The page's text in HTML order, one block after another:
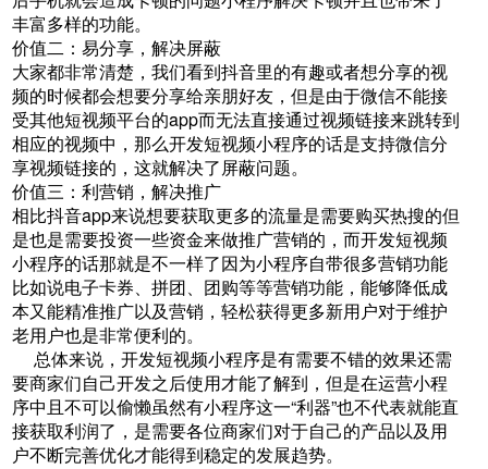
丰富多样的功能。
价值二：易分享，解决屏蔽
大家都非常清楚，我们看到抖音里的有趣或者想分享的视
频的时候都会想要分享给亲朋好友，但是由于微信不能接
受其他短视频平台的app而无法直接通过视频链接来跳转到
相应的视频中，那么开发短视频小程序的话是支持微信分
享视频链接的，这就解决了屏蔽问题。
价值三：利营销，解决推广
相比抖音app来说想要获取更多的流量是需要购买热搜的但
是也是需要投资一些资金来做推广营销的，而开发短视频
小程序的话那就是不一样了因为小程序自带很多营销功能
比如说电子卡券、拼团、团购等等营销功能，能够降低成
本又能精准推广以及营销，轻松获得更多新用户对于维护
老用户也是非常便利的。
总体来说，开发短视频小程序是有需要不错的效果还需
要商家们自己开发之后使用才能了解到，但是在运营小程
序中且不可以偷懒虽然有小程序这一“利器”也不代表就能直
接获取利润了，是需要各位商家们对于自己的产品以及用
户不断完善优化才能得到稳定的发展趋势。